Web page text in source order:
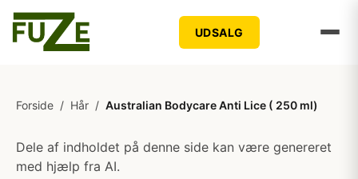
UDSALG
Forside / Hår / Australian Bodycare Anti Lice ( 250 ml)
Dele af indholdet på denne side kan være genereret
med hjælp fra AI.